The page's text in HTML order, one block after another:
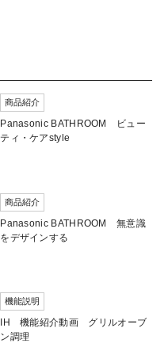
商品紹介
Panasonic BATHROOM ビュー
ティ・ケアstyle
商品紹介
Panasonic BATHROOM 無意識
をデザインする
機能説明
IH 機能紹介動画 グリルオーブ
ン調理